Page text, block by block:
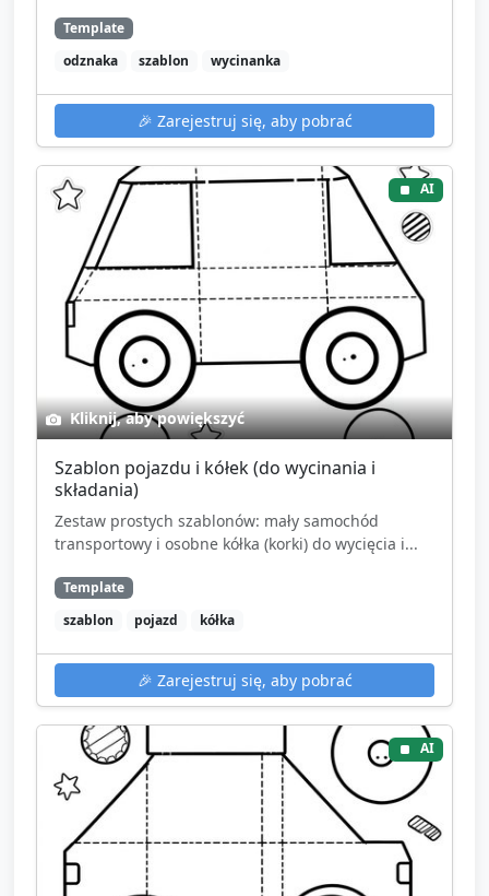
Template
odznaka
szablon wycinanka
🎉 Zarejestruj się, aby pobrać
AI
Kliknij, aby powiększyć
Szablon pojazdu i kółek (do wycinania i
składania)
Zestaw prostych szablonów: mały samochód
transportowy i osobne kółka (korki) do wycięcia i...
Template
szablon
pojazd kółka
🎉 Zarejestruj się, aby pobrać
AI